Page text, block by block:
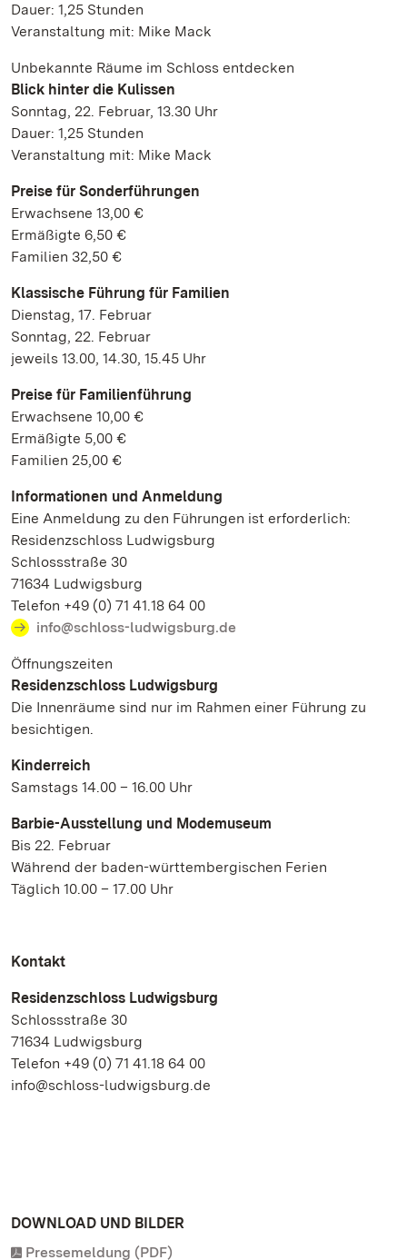
Dauer: 1,25 Stunden
Veranstaltung mit: Mike Mack
Unbekannte Räume im Schloss entdecken
Blick hinter die Kulissen
Sonntag, 22. Februar, 13.30 Uhr
Dauer: 1,25 Stunden
Veranstaltung mit: Mike Mack
Preise für Sonderführungen
Erwachsene 13,00 €
Ermäßigte 6,50 €
Familien 32,50 €
Klassische Führung für Familien
Dienstag, 17. Februar
Sonntag, 22. Februar
jeweils 13.00, 14.30, 15.45 Uhr
Preise für Familienführung
Erwachsene 10,00 €
Ermäßigte 5,00 €
Familien 25,00 €
Informationen und Anmeldung
Eine Anmeldung zu den Führungen ist erforderlich:
Residenzschloss Ludwigsburg
Schlossstraße 30
71634 Ludwigsburg
Telefon +49 (0) 71 41.18 64 00
info@schloss-ludwigsburg.de
Öffnungszeiten
Residenzschloss Ludwigsburg
Die Innenräume sind nur im Rahmen einer Führung zu
besichtigen.
Kinderreich
Samstags 14.00 – 16.00 Uhr
Barbie-Ausstellung und Modemuseum
Bis 22. Februar
Während der baden-württembergischen Ferien
Täglich 10.00 – 17.00 Uhr
Kontakt
Residenzschloss Ludwigsburg
Schlossstraße 30
71634 Ludwigsburg
Telefon +49 (0) 71 41.18 64 00
info@schloss-ludwigsburg.de
DOWNLOAD UND BILDER
Pressemeldung (PDF)